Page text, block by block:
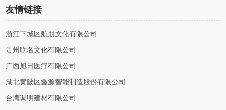
友情链接
浙江下城区航朋文化有限公司
贵州联名文化有限公司
广西旭日医疗有限公司
湖北黄陂区鑫源智能制造股份有限公司
台湾调明建材有限公司